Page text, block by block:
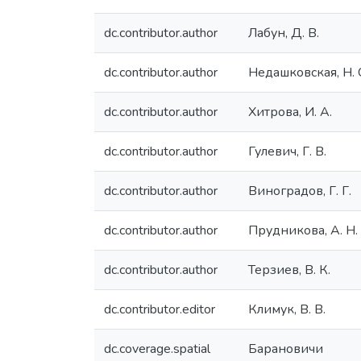
dc.contributor.author Лабун, Д. В.
dc.contributor.author Недашковская, Н.
dc.contributor.author Хитрова, И. А.
dc.contributor.author Гулевич, Г. В.
dc.contributor.author Виноградов, Г. Г.
dc.contributor.author Прудникова, А. Н.
dc.contributor.author Терзиев, В. К.
dc.contributor.editor Климук, В. В.
dc.coverage.spatial Барановичи